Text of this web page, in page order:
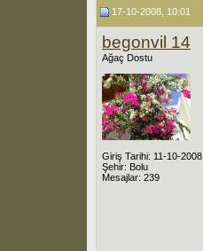
17-10-2008, 10:01
begonvil 14
Ağaç Dostu
Giriş Tarihi: 11-10-2008
Şehir: Bolu
Mesajlar: 239